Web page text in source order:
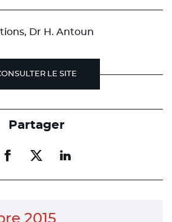
Dr H. Antoun
LE SITE
Partager
Partager
facebook
Partager
facebook
Partager
linkedin
2015